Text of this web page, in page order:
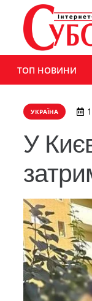
ТОП НОВИНИ
УКРАЇНА
У